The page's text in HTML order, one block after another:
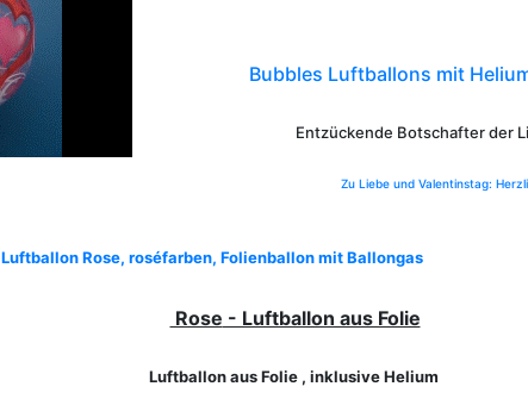
Bubbles Luftballons mit
Entzückende Botschafter der
Zu Liebe und Valentinstag:
Luftballon Rose, roséfarben, Folienballon mit Ballongas
Rose - Luftballon aus Folie
Luftballon aus Folie , inklusive Helium